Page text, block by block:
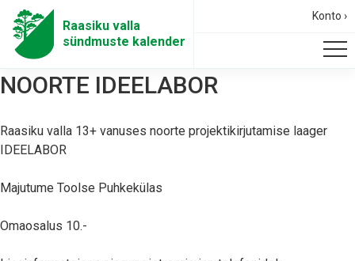
Raasiku valla
sündmuste kalender
Konto ›
NOORTE IDEELABOR
Raasiku valla 13+ vanuses noorte projektikirjutamise laager
IDEELABOR
Majutume Toolse Puhkekülas
Omaosalus 10.-